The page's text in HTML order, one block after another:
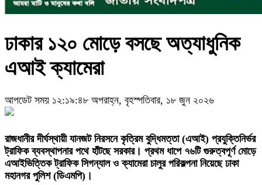
ঢাকার ১২০ মোড়ে বসছে অত্যাধুনিক
এআই ক্যামেরা
আপডেট সময় ১২:১৯:৪৮ অপরাহ্ন, বৃহস্পতিবার, ১৮ জুন ২০২৬
রাজধানীর দীর্ঘস্থায়ী যানজট নিরসনে কৃত্রিম বুদ্ধিমত্তা (এআই) প্রযুক্তিনির্ভর
ট্রাফিক ব্যবস্থাপনার পথে হাঁটছে সরকার। প্রথম ধাপে ৭৬টি গুরুত্বপূর্ণ মোড়ে
এআইভিত্তিক ট্রাফিক সিগন্যাল ও ক্যামেরা চালুর পরিকল্পনা নিয়েছে ঢাকা
মহানগর পুলিশ (ডিএমপি)।